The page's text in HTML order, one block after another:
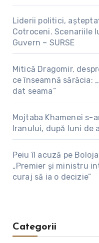
Liderii politici,
Cotroceni. Scenariile
Guvern – SURSE
Mitică Dragomir,
ce înseamnă sărăcia:
dat seama”
Mojtaba Khamenei
Iranului, după luni de
Peiu îl acuză pe
„Premier și ministru
curaj să ia o decizie”
Categorii